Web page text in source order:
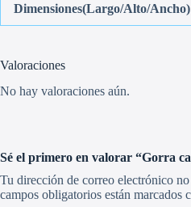
Dimensiones(Largo/Alto/Ancho)
Valoraciones
No hay valoraciones aún.
Sé el primero en valorar “Gorra
Tu dirección de correo electrónico
campos obligatorios están marcados